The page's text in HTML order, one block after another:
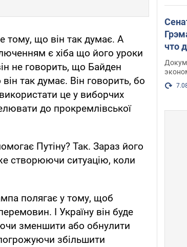
тому, що він так думає. А
є хіба що його уроки
не говорить, що Байден
так думає. Він говорить, бо
це у виборчих
до прокремлівської
Путіну? Так. Зараз його
створюючи ситуацію, коли
полягає у тому, щоб
І Україну він буде
зменшити або обнулити
збільшити
что